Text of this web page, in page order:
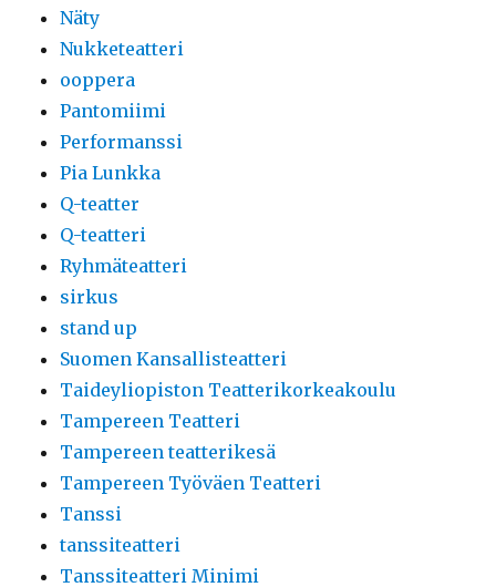
Näty
Nukketeatteri
ooppera
Pantomiimi
Performanssi
Pia Lunkka
Q-teatter
Q-teatteri
Ryhmäteatteri
sirkus
stand up
Suomen Kansallisteatteri
Taideyliopiston Teatterikorkeakoulu
Tampereen Teatteri
Tampereen teatterikesä
Tampereen Työväen Teatteri
Tanssi
tanssiteatteri
Tanssiteatteri Minimi